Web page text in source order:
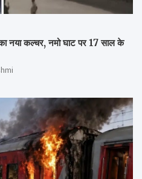
नया कल्चर, नमो घाट पर 17 साल के